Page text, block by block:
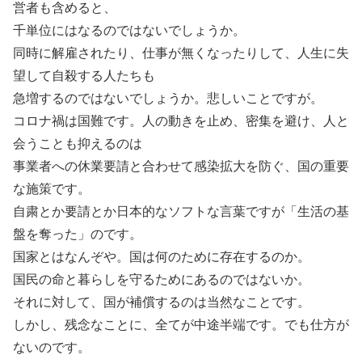
営者も含めると、
千単位にはなるのではないでしょうか。
同時に解雇されたり、仕事が無くなったりして、人生に失
望して自殺する人たちも
急増するのではないでしょうか。悲しいことですが。
コロナ禍は国難です。人の動きを止め、密集を避け、人と
会うことも抑えるのは
事業者への休業要請と合わせて感染拡大を防ぐ、国の重要
な施策です。
自粛とか要請とか日本的なソフトな言葉ですが「生活の基
盤を奪った」のです。
国家とはなんぞや。国は何のために存在するのか。
国民の命と暮らしを守るためにあるのではないか。
それに対して、国が補償するのは当然なことです。
しかし、残念なことに、全てが中途半端です。でも仕方が
ないのです。